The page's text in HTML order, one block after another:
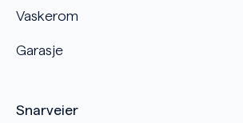
Vaskerom
Garasje
Snarveier